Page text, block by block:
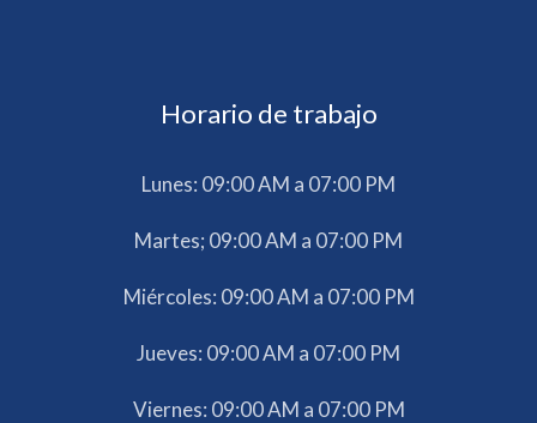
Horario de trabajo
Lunes: 09:00 AM a 07:00 PM
Martes; 09:00 AM a 07:00 PM
Miércoles: 09:00 AM a 07:00 PM
Jueves: 09:00 AM a 07:00 PM
Viernes: 09:00 AM a 07:00 PM